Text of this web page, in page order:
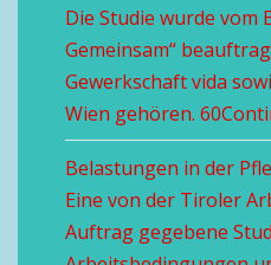
Die Studie wurde vom
Gemeinsam“
Gewerkschaft vida
Wien gehören.
Belastungen in der
Eine von der Tiroler
Auftrag gegebene